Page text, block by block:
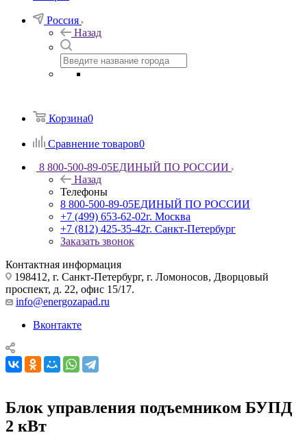
Россия
Назад
Корзина0
Сравнение товаров0
8 800-500-89-05ЕДИНЫЙ ПО РОССИИ
Назад
Телефоны
8 800-500-89-05ЕДИНЫЙ ПО РОССИИ
+7 (499) 653-62-02г. Москва
+7 (812) 425-35-42г. Санкт-Петербург
Заказать звонок
Контактная информация
198412, г. Санкт-Петербург, г. Ломоносов, Дворцовый
проспект, д. 22, офис 15/17.
info@energozapad.ru
Вконтакте
Блок управления подъемником БУПД
2 кВт